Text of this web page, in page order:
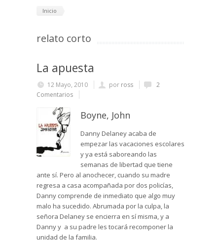
Inicio
relato corto
La apuesta
12 Mayo, 2010 por ross
2
Comentarios
Boyne, John
Danny Delaney acaba de
empezar las vacaciones escolares
y ya está saboreando las
semanas de libertad que tiene
ante sí. Pero al anochecer, cuando su madre
regresa a casa acompañada por dos policías,
Danny comprende de inmediato que algo muy
malo ha sucedido. Abrumada por la culpa, la
señora Delaney se encierra en sí misma, y a
Danny y a su padre les tocará recomponer la
unidad de la familia.